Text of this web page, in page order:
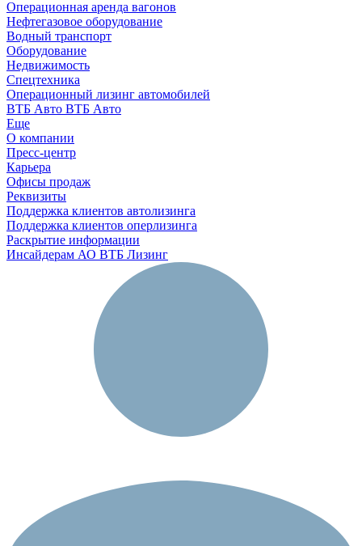
Операционная аренда вагонов
Нефтегазовое оборудование
Водный транспорт
Оборудование
Недвижимость
Спецтехника
Операционный лизинг автомобилей
ВТБ Авто ВТБ Авто
Еще
О компании
Пресс-центр
Карьера
Офисы продаж
Реквизиты
Поддержка клиентов автолизинга
Поддержка клиентов оперлизинга
Раскрытие информации
Инсайдерам АО ВТБ Лизинг